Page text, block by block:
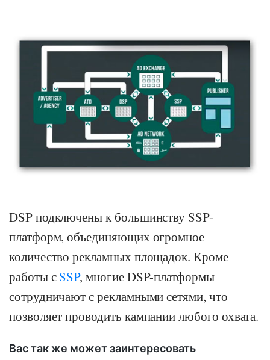
DSP подключены к большинству SSP-
платформ, объединяющих огромное
количество рекламных площадок. Кроме
работы сSSP, многие DSP-платформы
сотрудничают с рекламными сетями, что
позволяет проводить кампании любого охвата.
Вас так же может заинтересовать